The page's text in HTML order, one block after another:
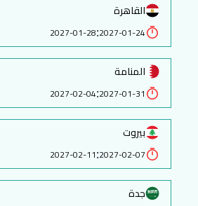
القاهرة
2027-01-24
:
2027-01-28
المنامة
2027-01-31
:
2027-02-04
بيروت
2027-02-07
:
2027-02-11
جدة